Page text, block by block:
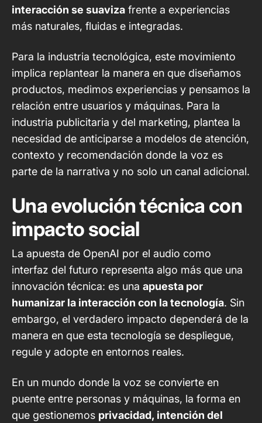
interacción se suaviza frente a experiencias
más naturales, fluidas e integradas.
Para la industria tecnológica, este movimiento
implica replantear la manera en que diseñamos
productos, medimos experiencias y pensamos la
relación entre usuarios y máquinas. Para la
industria publicitaria y del marketing, plantea la
necesidad de anticiparse a modelos de atención,
contexto y recomendación donde la voz es
parte de la narrativa y no solo un canal adicional.
Una evolución técnica con
impacto social
La apuesta de OpenAI por el audio como
interfaz del futuro representa algo más que una
innovación técnica: es una apuesta por
humanizar la interacción con la tecnología. Sin
embargo, el verdadero impacto dependerá de la
manera en que esta tecnología se despliegue,
regule y adopte en entornos reales.
En un mundo donde la voz se convierte en
puente entre personas y máquinas, la forma en
que gestionemos privacidad, intención del